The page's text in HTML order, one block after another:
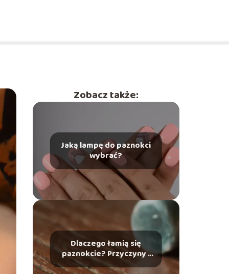
Zobacz także:
Jaką lampę do paznokci
wybrać?
Dlaczego łamią się
paznokcie? Przyczyny i
zapobieganie